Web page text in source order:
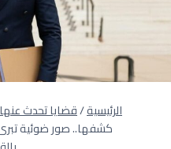
الرئيسية/قضايا تحدث عنها
كشفها.. صور ضوئية